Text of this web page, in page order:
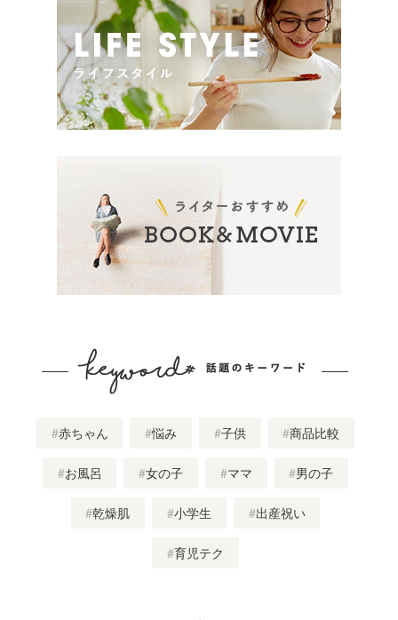
赤ちゃん 悩み 子供 商品比較
お風呂 女の子 ママ 男の子
乾燥肌 小学生 出産祝い
育児テク